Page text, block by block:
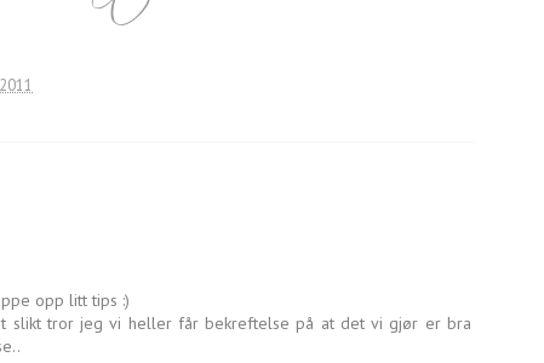
opp litt tips :)
slikt tror jeg vi heller får bekreftelse på at det vi gjør er bra